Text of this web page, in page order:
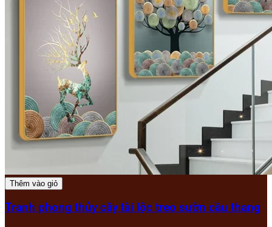
Thêm vào giỏ
Tranh phong thủy cây tài lộc treo sườn cầu thang